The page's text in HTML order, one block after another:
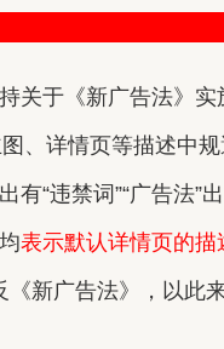
关于《新广告法》实
、详情页等描述中规
有“违禁词”“广告法”
表示默认详情页的描
《新广告法》，以此